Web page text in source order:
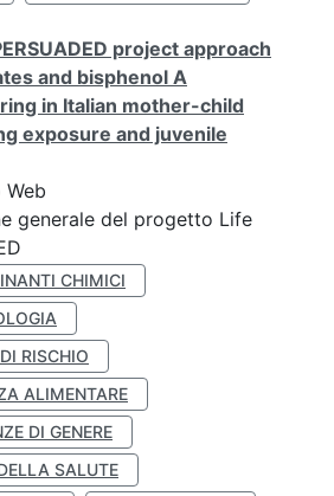
project approach
and bisphenol A
in Italian mother-child
exposure and juvenile
generale del progetto Life
CHIMICI
RISCHIO
ALIMENTARE
DI GENERE
SALUTE